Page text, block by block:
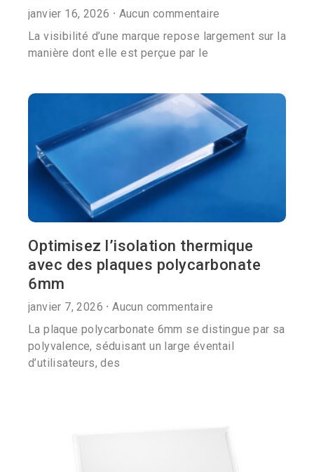
janvier 16, 2026
Aucun commentaire
La visibilité d’une marque repose largement sur la
manière dont elle est perçue par le
Optimisez l’isolation thermique
avec des plaques polycarbonate
6mm
janvier 7, 2026
Aucun commentaire
La plaque polycarbonate 6mm se distingue par sa
polyvalence, séduisant un large éventail
d’utilisateurs, des